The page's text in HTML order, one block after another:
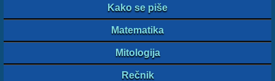
Kako se piše
Matematika
Mitologija
Rečnik